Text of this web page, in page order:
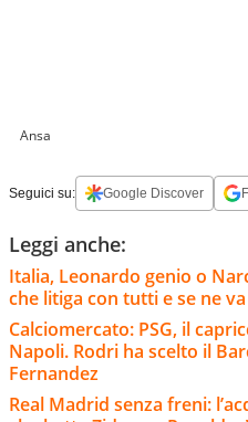
Ansa
Seguici su: Google Discover
Leggi anche:
Italia, Leonardo genio o
che litiga con tutti e se ne
Calciomercato: PSG, il
Napoli. Rodri ha scelto il
Fernandez
Real Madrid senza freni: